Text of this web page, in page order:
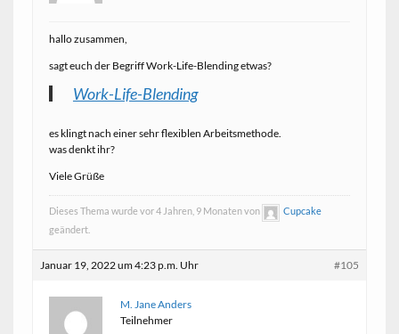
hallo zusammen,
sagt euch der Begriff Work-Life-Blending etwas?
Work-Life-Blending
es klingt nach einer sehr flexiblen Arbeitsmethode.
was denkt ihr?
Viele Grüße
Dieses Thema wurde vor 4 Jahren, 9 Monaten von
Cupcake
geändert.
Januar 19, 2022 um 4:23 p.m. Uhr #105
M. Jane Anders
Teilnehmer